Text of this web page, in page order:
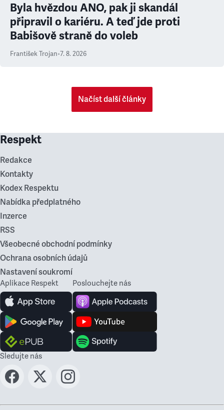
Byla hvězdou ANO, pak ji skandál
připravil o kariéru. A teď jde proti
Babišově straně do voleb
František Trojan•7. 8. 2026
Načíst další články
Respekt
Redakce
Kontakty
Kodex Respektu
Nabídka předplatného
Inzerce
RSS
Všeobecné obchodní podmínky
Ochrana osobních údajů
Nastavení soukromí
Aplikace Respekt Poslouchejte nás
Sledujte nás